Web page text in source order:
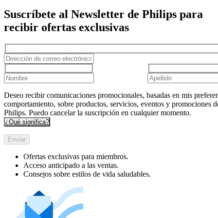
Suscríbete al Newsletter de Philips para
recibir ofertas exclusivas
Deseo recibir comunicaciones promocionales, basadas en mis
comportamiento, sobre productos, servicios, eventos y promociones
Philips. Puedo cancelar la suscripción en cualquier momento.
¿Qué significa?
Enviar
Ofertas exclusivas para miembros.
Acceso anticipado a las ventas.
Consejos sobre estilos de vida saludables.